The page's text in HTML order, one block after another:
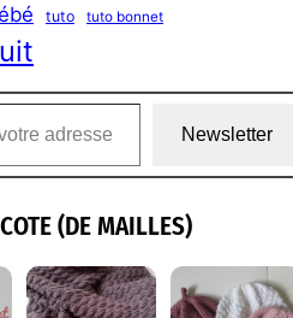
tuto tuto bonnet
Newsletter
(DE MAILLES)